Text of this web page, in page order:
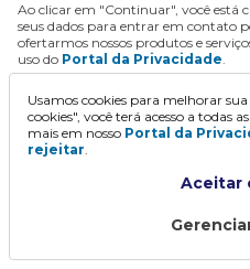
Ao clicar em "Continuar", você está
seus dados para entrar em contato
ofertarmos nossos produtos e
uso do Portal da Privacidade.
Usamos cookies para melhorar
cookies", você terá acesso a todas
mais em nosso Portal da
rejeitar.
Aceitar